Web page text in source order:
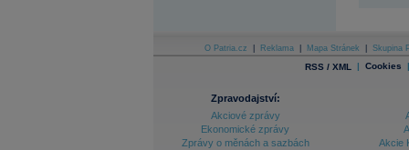
O Patria.cz Reklama Mapa Stránek Skupina
RSS / XML | Cookies |
Zpravodajství:
Akciové zprávy
Ekonomické zprávy
Zprávy o měnách a sazbách
Akcie